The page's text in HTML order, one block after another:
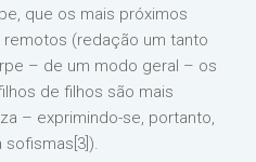
que os mais próximos
(redação um tanto
– de um modo geral – os
de filhos são mais
– exprimindo-se, portanto,